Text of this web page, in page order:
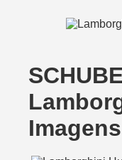
Imagens